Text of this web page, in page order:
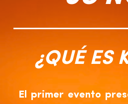
¿QUÉ ES
El primer evento